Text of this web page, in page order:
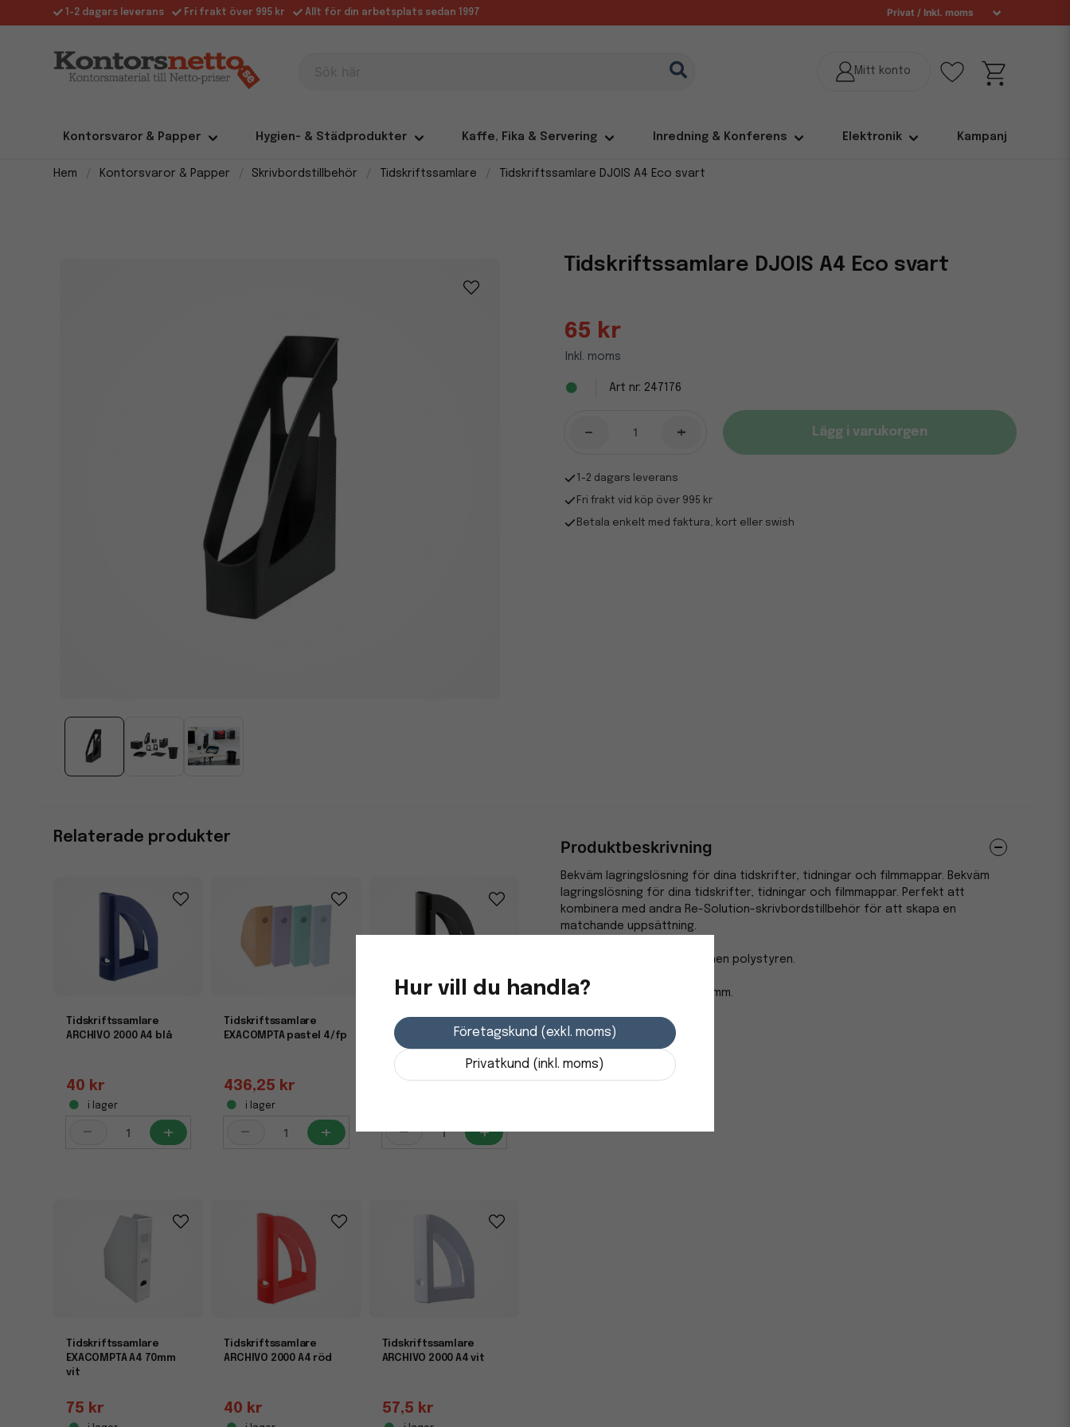
1-2 dagars leverans Fri frakt över 995 kr Allt för din arbetsplats sedan 1997
Kontorsvaror & Papper Hygien- & Städprodukter Kaffe, Fika & Servering Inredning & Konferens Elektronik Kampanj
Hem Kontorsvaror & Papper Skrivbordstillbehör Tidskriftssamlare Tidskriftssamlare DJOIS A4 Eco svart
Tidskriftssamlare DJOIS A4 Eco svart
65 kr
Inkl. moms
247176
- + Lägg i varukorgen
1-2 dagars leverans
Fri frakt vid köp över 995 kr
Betala enkelt med faktura, kort eller swish
Relaterade produkter
Tidskriftssamlare
ARCHIVO 2000 A4 blå
40 kr
i lager
- +
Tidskriftssamlare
EXACOMPTA pastel 4/fp
436,25 kr
i lager
- +
Tidskriftssamlare
ARCHIVO 2000 A4 svart
40 kr
- +
Tidskriftssamlare
EXACOMPTA A4 70mm
vit
75 kr
Tidskriftssamlare
ARCHIVO 2000 A4 röd
40 kr
Tidskriftssamlare
ARCHIVO 2000 A4 vit
57,5 kr
Produktbeskrivning
Bekväm lagringslösning för dina tidskrifter, tidningar och filmmappar. Bekväm
lagringslösning för dina tidskrifter, tidningar och filmmappar. Perfekt att
kombinera med andra Re-Solution-skrivbordstillbehör för att skapa en
matchande uppsättning.
-Tillverkad av 100% återvunnen polystyren.
-Mått: LxBxH 245 x 75 x 312 mm.
Hur vill du handla?
Företagskund (exkl. moms)
Privatkund (inkl. moms)